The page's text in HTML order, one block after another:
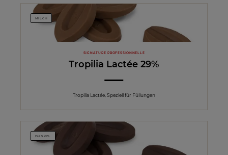
MILCH
SIGNATURE PROFESSIONNELLE
Tropilia Lactée 29%
Tropilia Lactée, Speziell für Füllungen
DUNKEL